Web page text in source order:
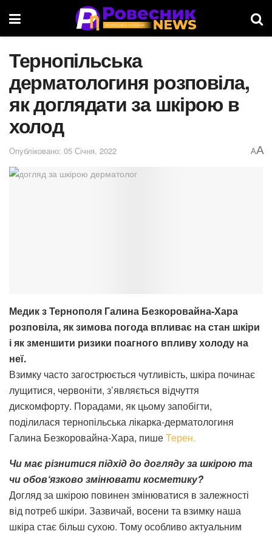
Тернопільська
дерматологиня розповіла,
як доглядати за шкірою в
холод
Опубліковано: 05 Січня, 2022 AA
Медик з Тернополя Галина Безкоровайна-Хара
розповіла, як зимова погода впливає на стан шкіри
і як зменшити ризики поагного впливу холоду на
неї.
Взимку часто загострюється чутливість, шкіра починає
лущитися, червоніти, з’являється відчуття
дискомфорту. Порадами, як цьому запобігти,
поділилася тернопільська лікарка-дерматологиня
Галина Безкоровайна-Хара, пишеТерен.
Чи має різнитися підхід до догляду за шкірою та
чи обов‘язково змінювати косметику?
Догляд за шкірою повинен змінюватися в залежності
від потреб шкіри. Зазвичай, восени та взимку наша
шкіра стає більш сухою. Тому особливо актуальним